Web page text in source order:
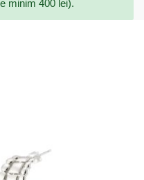
minim 400 lei).